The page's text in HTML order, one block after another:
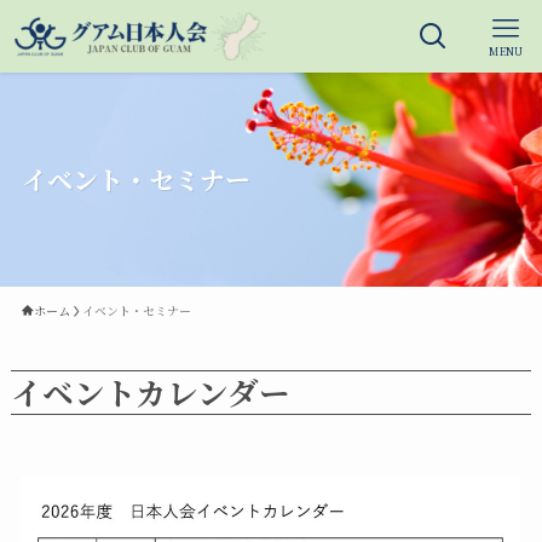
MENU
イベント・セミナー
ホーム イベント・セミナー
イベントカレンダー